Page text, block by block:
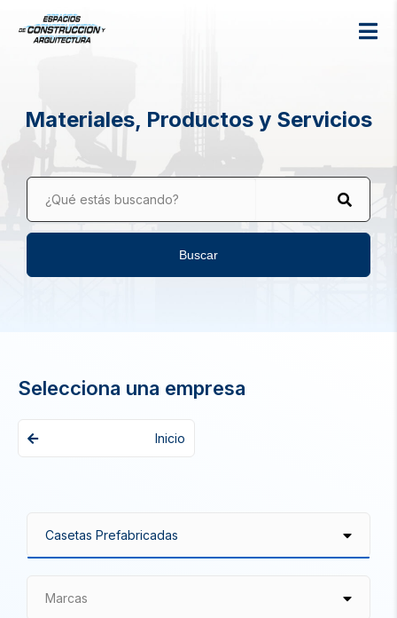
Materiales, Productos y Servicios
¿Qué estás buscando?
Buscar
Selecciona una empresa
Inicio
Marcas